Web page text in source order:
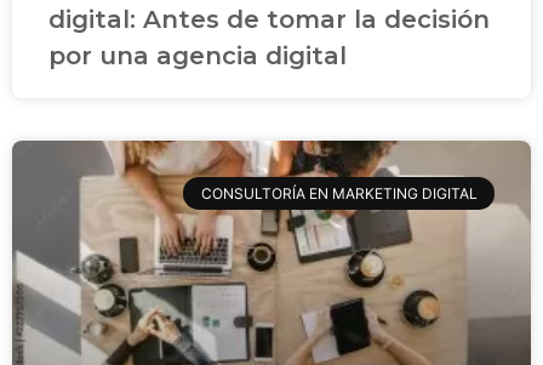
digital: Antes de tomar la decisión
por una agencia digital
CONSULTORÍA EN MARKETING DIGITAL